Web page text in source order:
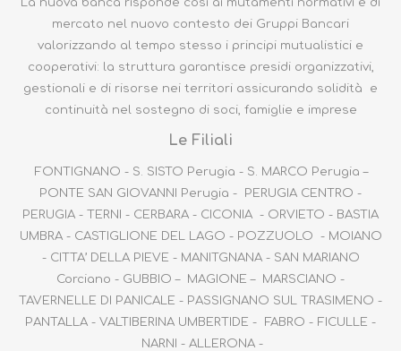
mercato nel nuovo contesto dei Gruppi Bancari
valorizzando al tempo stesso i principi mutualistici e
cooperativi: la struttura garantisce presidi organizzativi,
gestionali e di risorse nei territori assicurando solidità e
continuità nel sostegno di soci, famiglie e imprese
Le Filiali
FONTIGNANO - S. SISTO Perugia - S. MARCO Perugia –
PONTE SAN GIOVANNI Perugia - PERUGIA CENTRO -
PERUGIA - TERNI - CERBARA - CICONIA - ORVIETO - BASTIA
UMBRA - CASTIGLIONE DEL LAGO - POZZUOLO - MOIANO
- CITTA’ DELLA PIEVE - MANITGNANA - SAN MARIANO
Corciano - GUBBIO – MAGIONE – MARSCIANO -
TAVERNELLE DI PANICALE - PASSIGNANO SUL TRASIMENO -
PANTALLA - VALTIBERINA UMBERTIDE - FABRO - FICULLE -
NARNI - ALLERONA -